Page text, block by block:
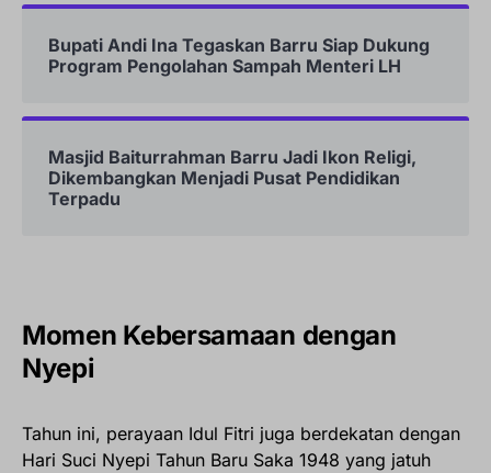
Bupati Andi Ina Tegaskan Barru Siap Dukung
Program Pengolahan Sampah Menteri LH
Masjid Baiturrahman Barru Jadi Ikon Religi,
Dikembangkan Menjadi Pusat Pendidikan
Terpadu
Momen Kebersamaan dengan
Nyepi
Tahun ini, perayaan Idul Fitri juga berdekatan dengan
Hari Suci Nyepi Tahun Baru Saka 1948 yang jatuh